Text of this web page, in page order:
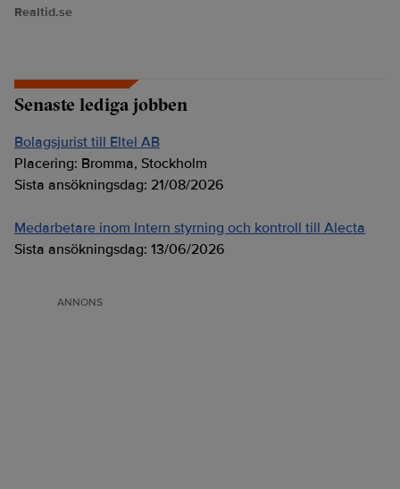
Realtid.se
Senaste lediga jobben
Bolagsjurist till Eltel AB
Placering: Bromma, Stockholm
Sista ansökningsdag: 21/08/2026
Medarbetare inom Intern styrning och kontroll till Alecta
Sista ansökningsdag: 13/06/2026
ANNONS